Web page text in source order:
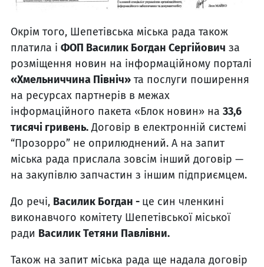
Окрім того, Шепетівська міська рада також
платила і ФОП Василик Богдан Сергійович за
розміщення новин на інформаційному порталі
«Хмельниччина Північ» та послуги поширення
на ресурсах партнерів в межах
інформаційного пакета «Блок новин» на 33,6
тисячі гривень.Договір в електронній системі
“Прозорро” не оприлюднений. А на запит
міська рада прислала зовсім інший договір —
на закупівлю запчастин з іншим підприємцем.
До речі, Василик Богдан - це син членкині
виконавчого комітету Шепетівської міської
ради Василик Тетяни Павлівни.
Також на запит міська рада ще надала договір